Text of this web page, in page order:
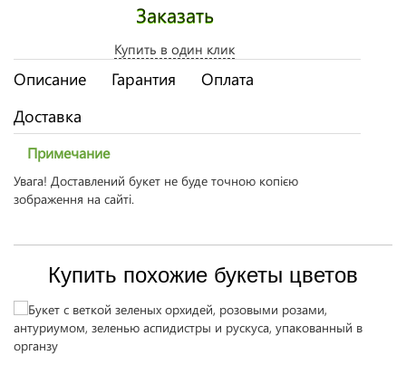
Заказать
Купить в один клик
Описание Гарантия
Оплата
Доставка
Примечание
Увага! Доставлений букет не буде точною копією
зображення на сайті.
Купить похожие букеты цветов